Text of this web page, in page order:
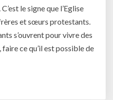
le signe que l’Eglise
et sœurs protestants.
s’ouvrent pour vivre des
ce qu’il est possible de